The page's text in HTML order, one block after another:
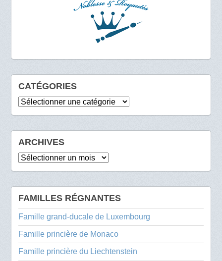
CATÉGORIES
Catégories
ARCHIVES
Archives
FAMILLES RÉGNANTES
Famille grand-ducale de Luxembourg
Famille princière de Monaco
Famille princière du Liechtenstein